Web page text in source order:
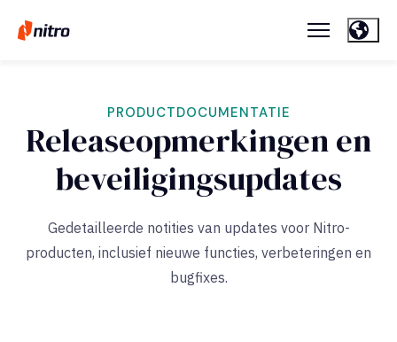
PRODUCTDOCUMENTATIE
Releaseopmerkingen en
beveiligingsupdates
Gedetailleerde notities van updates voor Nitro-
producten, inclusief nieuwe functies, verbeteringen en
bugfixes.